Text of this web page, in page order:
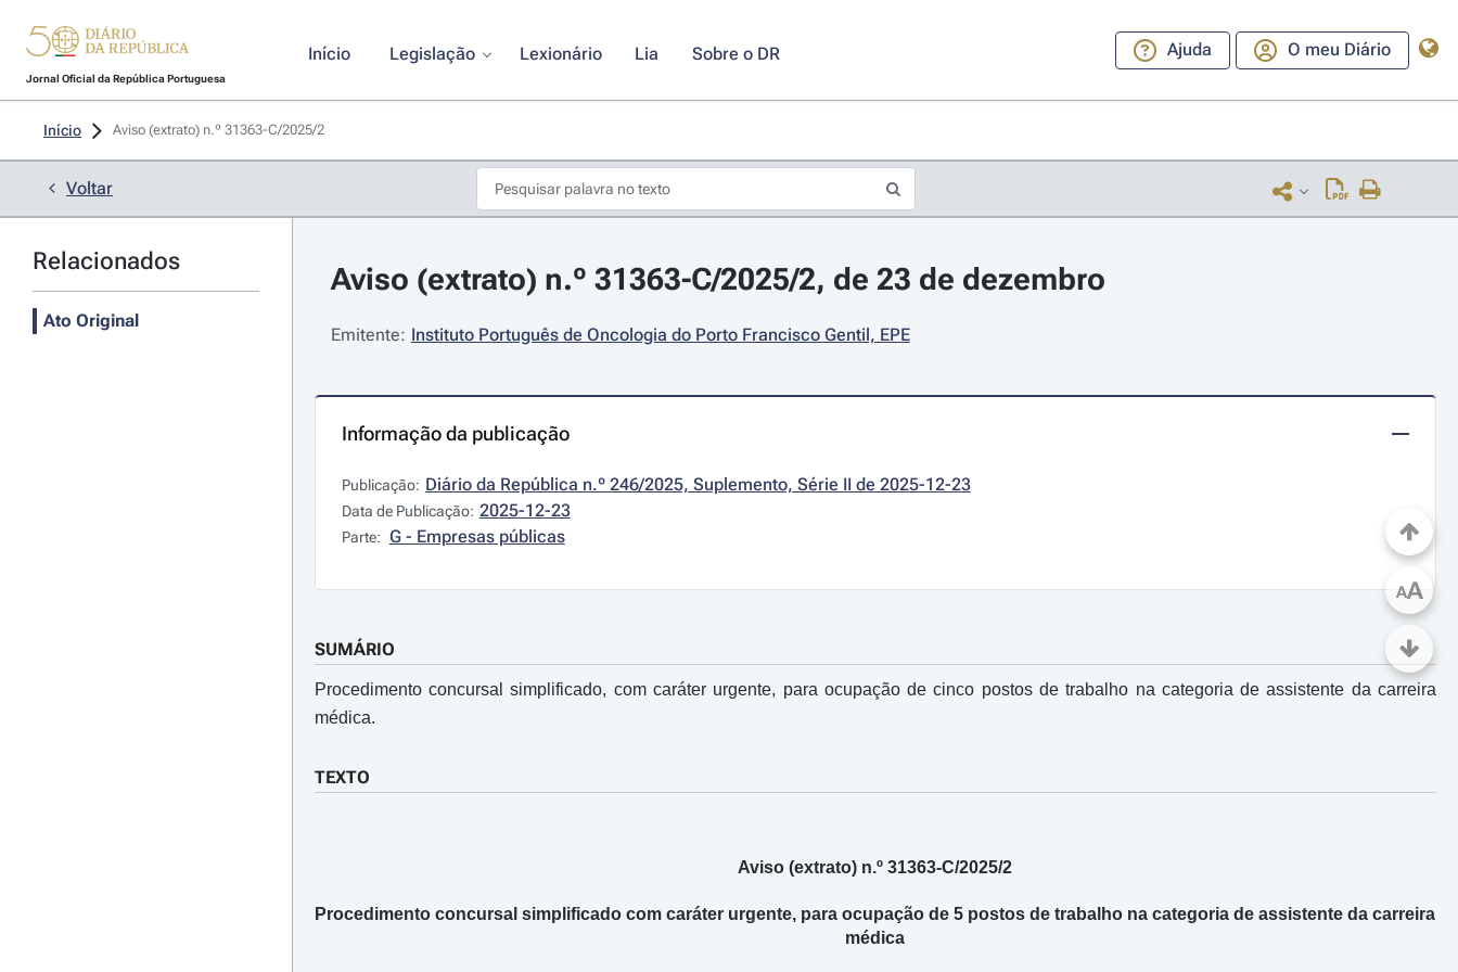
Jornal Oficial da República Portuguesa
Início Legislação Lexionário Lia Sobre o DR Ajuda O meu Diário
Início Aviso (extrato) n.º 31363-C/2025/2
Voltar
Relacionados
Ato Original
Aviso (extrato) n.º 31363-C/2025/2, de 23 de dezembro
Emitente: Instituto Português de Oncologia do Porto Francisco Gentil, EPE
Informação da publicação
Publicação: Diário da República n.º 246/2025, Suplemento, Série II de 2025-12-23
Data de Publicação: 2025-12-23
Parte: G - Empresas públicas
SUMÁRIO
Procedimento concursal simplificado, com caráter urgente, para ocupação de cinco postos de trabalho na categoria de assistente da carreira
médica.
TEXTO
Aviso (extrato) n.º 31363-C/2025/2
Procedimento concursal simplificado com caráter urgente, para ocupação de 5 postos de trabalho na categoria de assistente da carreira
médica
AA